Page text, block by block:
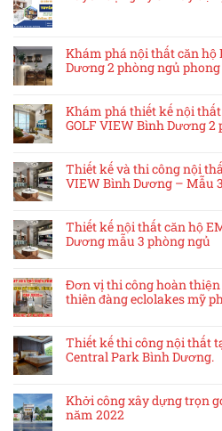
Khám phá nội thất căn hộ
Dương 2 phòng ngủ
Khám phá thiết kế nội
GOLF VIEW Bình Dương
Thiết kế và thi công nội
VIEW Bình Dương – Mẫu
Thiết kế nội thất căn hộ
Dương mẫu 3 phòng ngủ
Đơn vị thi công hoàn
thiên đàng eclolakes mỹ
Thiết kế thi công nội thất
Central Park Bình Dương.
Khởi công xây dựng trọn
năm 2022